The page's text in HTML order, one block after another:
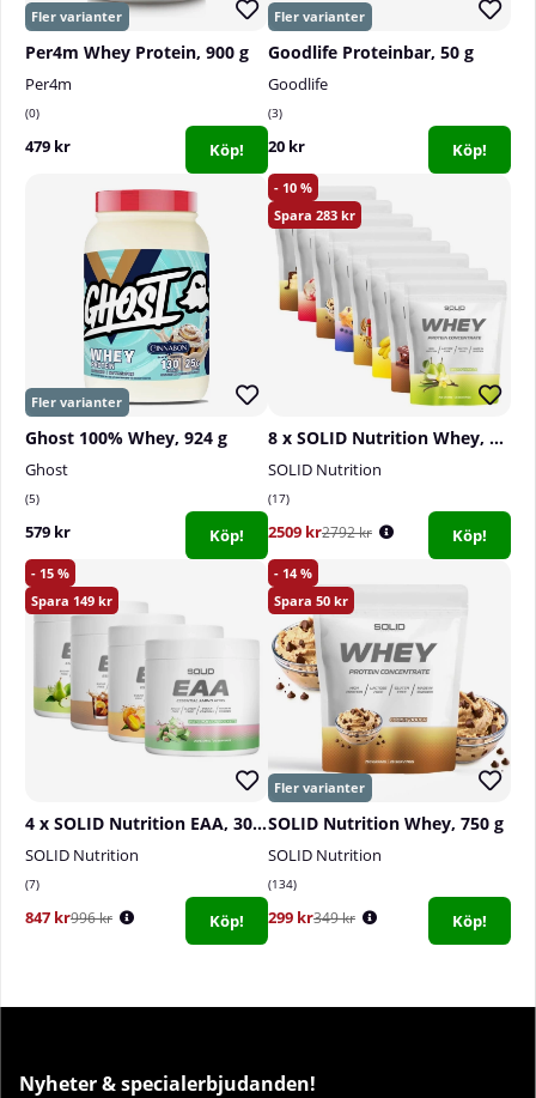
Per4m Whey Protein, 900 g
Per4m
0
479 kr Köp!
Goodlife Proteinbar, 50 g
Goodlife
3
20 kr Köp!
Ghost 100% Whey, 924 g
Ghost
5
579 kr Köp!
10
283
8 x SOLID Nutrition Whey, 750 g
SOLID Nutrition
17
2509 kr2792 kr Köp!
15
149
4 x SOLID Nutrition EAA, 300 g
SOLID Nutrition
7
847 kr996 kr Köp!
14
50
SOLID Nutrition Whey, 750 g
SOLID Nutrition
134
299 kr349 kr Köp!
Nyheter & specialerbjudanden!